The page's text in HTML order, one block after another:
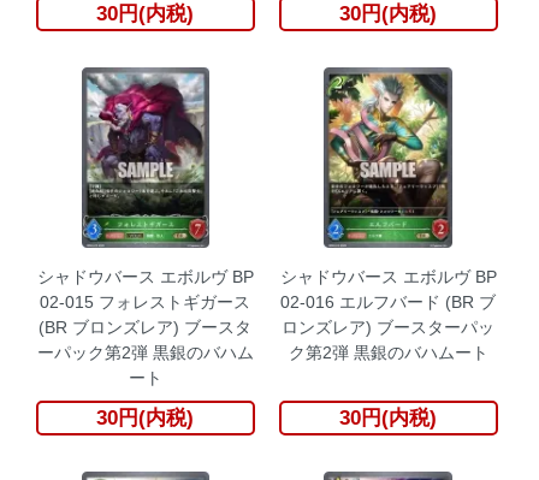
30円(内税) 30円(内税)
シャドウバース エボルヴ BP
02-015 フォレストギガース
(BR ブロンズレア) ブースタ
ーパック第2弾 黒銀のバハム
ート
30円(内税)
シャドウバース エボルヴ BP
02-016 エルフバード (BR ブ
ロンズレア) ブースターパッ
ク第2弾 黒銀のバハムート
30円(内税)